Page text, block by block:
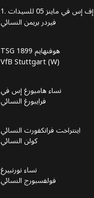
1. إف إس في ماينز 05 للسيدات
فيردر بريمن النسائي
TSG 1899 هوفنهايم
VfB Stuttgart (W)
نساء هامبورغ إس في
فرايبورغ النسائي
اينتراخت فرانكفورت النسائي
كولن النسائي
نساء نورنبيرغ
فولفسبورج النسائي